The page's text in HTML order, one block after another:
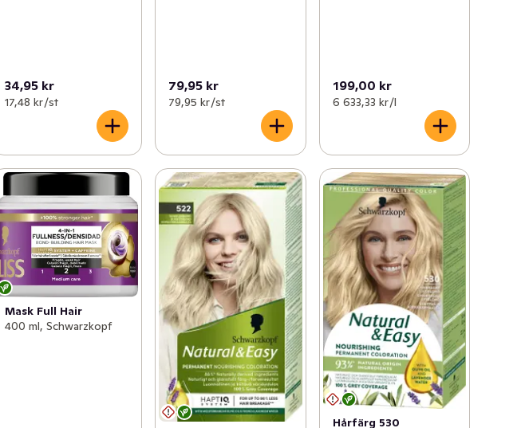
34,95 kr
17,48 kr /st
79,95 kr
79,95 kr /st
199,00 kr
6 633,33 kr /l
Mask Full Hair
400 ml, Schwarzkopf
Hårfärg 530